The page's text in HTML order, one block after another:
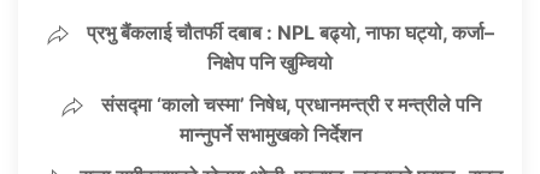
प्रभु बैंकलाई चौतर्फी दबाब : NPL बढ्यो, नाफा घट्यो, कर्जा–
निक्षेप पनि खुम्चियो
संसद्मा ‘कालो चस्मा’ निषेध, प्रधानमन्त्री र मन्त्रीले पनि
मान्नुपर्ने सभामुखको निर्देशन